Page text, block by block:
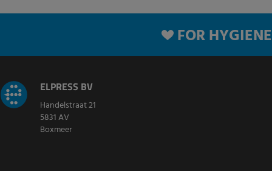
FOR HYGIENE
ELPRESS BV
Handelstraat 21
5831 AV
Boxmeer